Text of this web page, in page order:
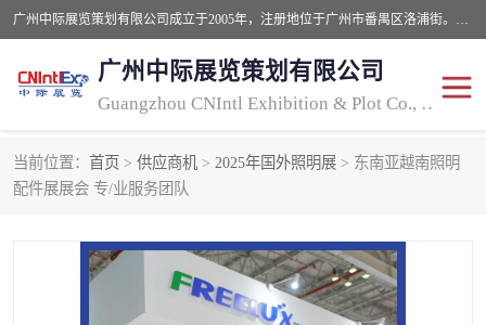
广州中际展览策划有限公司成立于2005年，注册地位于广州市番禺区洛浦街。经营范围包括会议及展览服务，大型活动组织策划服务，展台设计服务，广告业等；主要从事国外广告、标识、印花、LED、照明、光电、灯光、音响、视听、电子展览会等，展位预定-展品运输-签证-行程安排-补贴一站式服务。
广州中际展览策划有限公司
Guangzhou CNIntl Exhibition & Plot Co., Ltd.
当前位置： 首页 > 供应商机 > 2025年国外照明展 > 东南亚越南照明
配件展展会 专/业服务团队
2025年国外照明展
照明展 展品运输
视听-灯光音响展